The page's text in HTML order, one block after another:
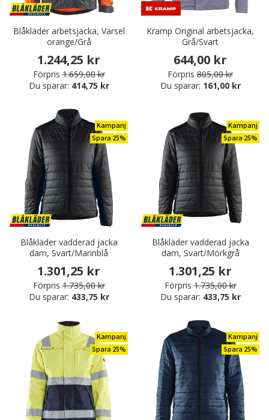
Blåkläder arbetsjacka, Varsel
orange/Grå
1.244,25 kr
Förpris 1.659,00 kr
Du sparar: 414,75 kr
Kramp Original arbetsjacka,
Grå/Svart
644,00 kr
Förpris 805,00 kr
Du sparar: 161,00 kr
Kampanj
Spara 25%
Blåkläder vadderad jacka
dam, Svart/Marinblå
1.301,25 kr
Förpris 1.735,00 kr
Du sparar: 433,75 kr
Kampanj
Spara 25%
Blåkläder vadderad jacka
dam, Svart/Mörkgrå
1.301,25 kr
Förpris 1.735,00 kr
Du sparar: 433,75 kr
Kampanj
Spara 25%
Kampanj
Spara 25%